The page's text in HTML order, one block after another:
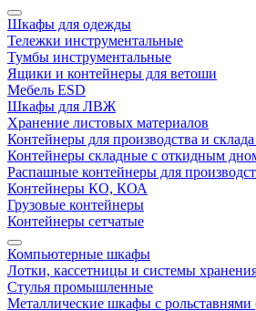
Шкафы для одежды
Тележки инструментальные
Тумбы инструментальные
Ящики и контейнеры для ветоши
Мебель ESD
Шкафы для ЛВЖ
Хранение листовых материалов
Контейнеры для производства и склада
Контейнеры складные с откидным
Распашные контейнеры для
Контейнеры КО, КОА
Грузовые контейнеры
Контейнеры сетчатые
Компьютерные шкафы
Лотки, кассетницы и системы
Стулья промышленные
Металлические шкафы с